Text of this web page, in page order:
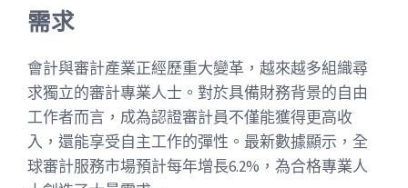
需求
會計與審計產業正經歷重大變革，越來越多組織尋
求獨立的審計專業人士。對於具備財務背景的自由
工作者而言，成為認證審計員不僅能獲得更高收
入，還能享受自主工作的彈性。最新數據顯示，全
球審計服務市場預計每年增長6.2%，為合格專業人